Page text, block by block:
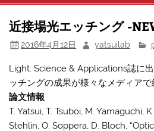
近接場光エッチング -
2016年4月12日 yatsuilab
Light: Science & Applications誌に
ッチングの成果が様々なメディアで
論文情報
T. Yatsui, T. Tsuboi, M. Yamaguchi,
Stehlin, O. Soppera, D. Bloch,